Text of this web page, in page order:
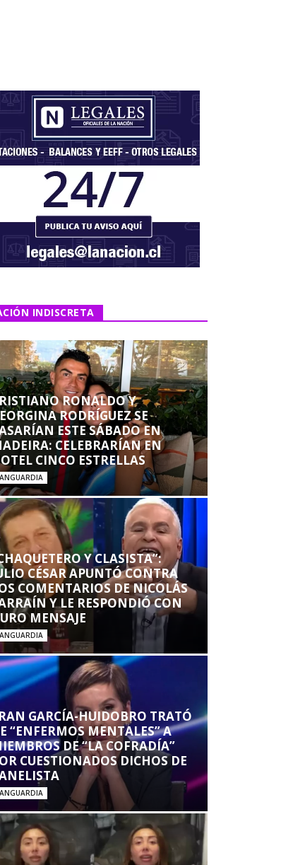
INDISCRETA
RONALDO Y
RODRÍGUEZ SE
ESTE SÁBADO EN
CELEBRARÍAN EN
CINCO ESTRELLAS
Y CLASISTA”:
CÉSAR APUNTÓ CONTRA
COMENTARIOS DE NICOLÁS
Y LE RESPONDIÓ CON
MENSAJE
GARCÍA-HUIDOBRO TRATÓ
“ENFERMOS MENTALES” A
DE “LA COFRADÍA”
CUESTIONADOS DICHOS DE